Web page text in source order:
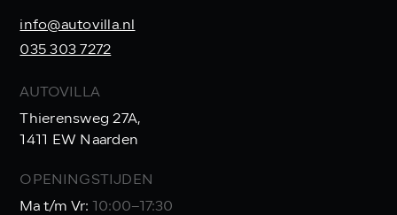
info@autovilla.nl
035 303 7272
AUTOVILLA
Thierensweg 27A,
1411 EW Naarden
OPENINGSTIJDEN
Ma t/m Vr:
10:00–17:30